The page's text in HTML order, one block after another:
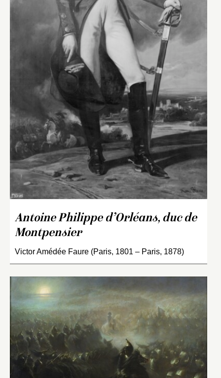
Antoine Philippe d’Orléans, duc de
Montpensier
Victor Amédée Faure (Paris, 1801 – Paris, 1878)